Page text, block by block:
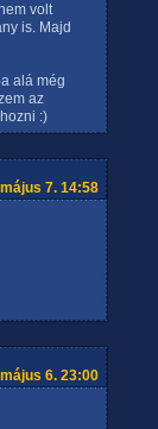
volt
is. Majd
alá még
az
:)
7. 14:58
6. 23:00